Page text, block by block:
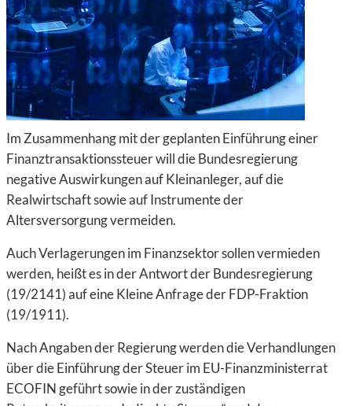
Im Zusammenhang mit der geplanten Einführung einer
Finanztransaktionssteuer will die Bundesregierung
negative Auswirkungen auf Kleinanleger, auf die
Realwirtschaft sowie auf Instrumente der
Altersversorgung vermeiden.
Auch Verlagerungen im Finanzsektor sollen vermieden
werden, heißt es in der Antwort der Bundesregierung
(19/2141) auf eine Kleine Anfrage der FDP-Fraktion
(19/1911).
Nach Angaben der Regierung werden die Verhandlungen
über die Einführung der Steuer im EU-Finanzministerrat
ECOFIN geführt sowie in der zuständigen